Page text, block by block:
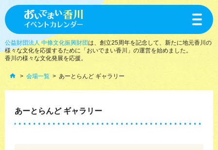
toggle
公益財団法人 中條文化振興財団は、創立25周年を記念して、新たに地元香川の
様々な文化を応援するために「おいでまい香川」の運営を始めました。
香川の様々な文化発展を応援。
会場一覧 あーとらんど ギャラリー
あーとらんど ギャラリー